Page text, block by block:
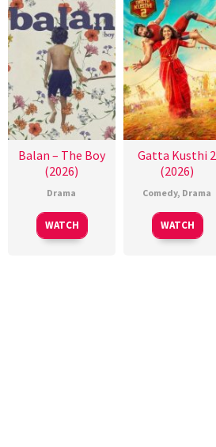
Balan – The Boy
(2026)
Drama
WATCH
Gatta Kusthi 2
(2026)
Comedy, Drama
WATCH